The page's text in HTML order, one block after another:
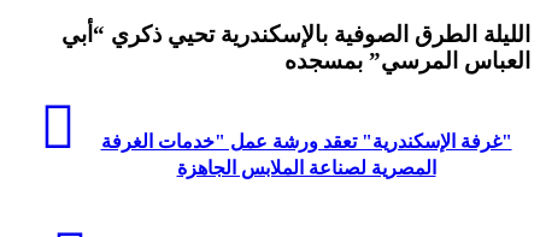
الليلة الطرق الصوفية بالإسكندرية تحيي ذكري “أبي
العباس المرسي” بمسجده
"غرفة الإسكندرية" تعقد ورشة عمل "خدمات الغرفة
المصرية لصناعة الملابس الجاهزة